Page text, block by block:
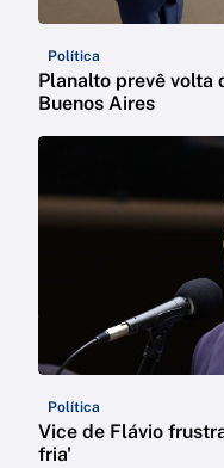
Política
Planalto prevê volta
Buenos Aires
Política
Vice de Flávio
fria'